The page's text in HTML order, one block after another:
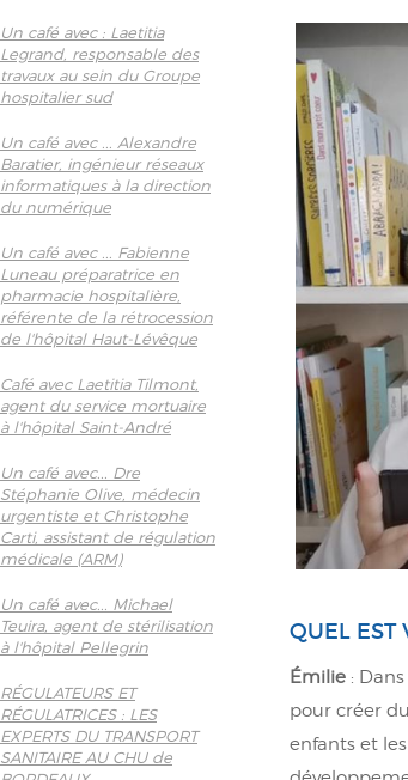
Un café avec : Laetitia
Legrand, responsable des
travaux au sein du Groupe
hospitalier sud
Un café avec ... Alexandre
Baratier, ingénieur réseaux
informatiques à la direction
du numérique
Un café avec ... Fabienne
Luneau préparatrice en
pharmacie hospitalière,
référente de la rétrocession
de l'hôpital Haut-Lévêque
Café avec Laetitia Tilmont,
agent du service mortuaire
à l'hôpital Saint-André
Un café avec... Dre
Stéphanie Olive, médecin
urgentiste et Christophe
Carti, assistant de régulation
médicale (ARM)
Un café avec... Michael
Teuira, agent de stérilisation
à l'hôpital Pellegrin
RÉGULATEURS ET
RÉGULATRICES : LES
EXPERTS DU TRANSPORT
SANITAIRE AU CHU de
QUEL EST
Émilie :
pour créer
enfants et